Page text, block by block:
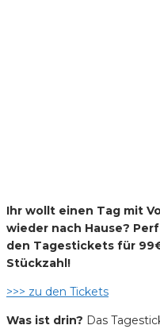
Ihr wollt einen Tag mit
wieder nach Hause?
den Tagestickets für
Stückzahl!
>>> zu den Tickets
Was ist drin? Das